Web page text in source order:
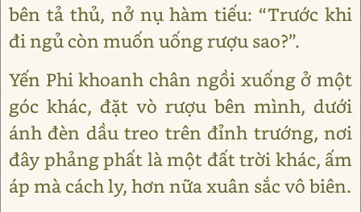
bên tả thủ, nở nụ hàm tiếu: “Trước khi
đi ngủ còn muốn uống rượu sao?”.
Yến Phi khoanh chân ngồi xuống ở một
góc khác, đặt vò rượu bên mình, dưới
ánh đèn dầu treo trên đỉnh trướng, nơi
đây phảng phất là một đất trời khác, ấm
áp mà cách ly, hơn nữa xuân sắc vô biên.